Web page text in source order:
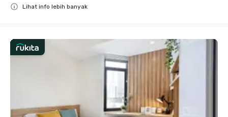
Lihat info lebih banyak